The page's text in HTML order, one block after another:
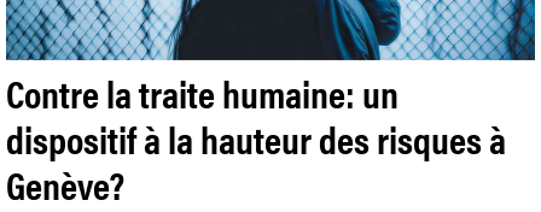
Contre la traite humaine: un
dispositif à la hauteur des risques à
Genève?